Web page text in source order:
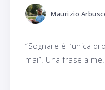
Maurizio
“Sognare è l’unica
mai”. Una frase a me...